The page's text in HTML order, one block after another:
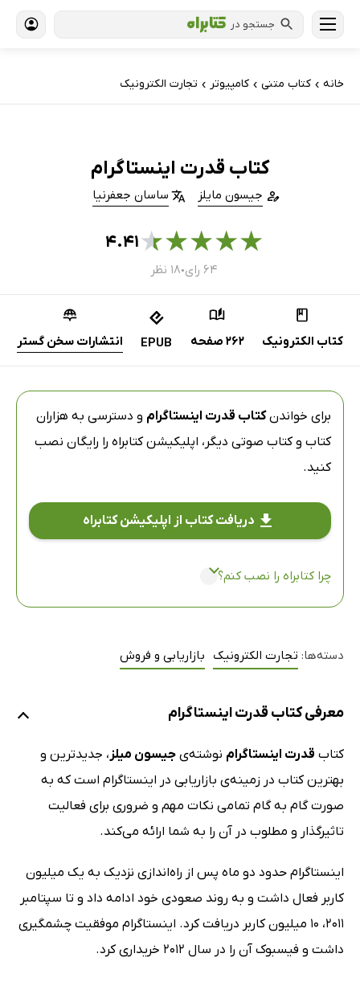
جستجو در
خانه › کتاب‌ متنی › کامپیوتر › تجارت الکترونیک
کتاب قدرت اینستاگرام
جیسون مایلز ساسان جعفرنیا
★
★
★
★
★۴.۴۱
۶۴ رای ● ۱۸ نظر
کتاب الکترونیک 262 صفحه EPUB انتشارات سخن گستر
برای خواندنکتاب قدرت اینستاگرام و دسترسی به هزاران
کتاب و کتاب صوتی دیگر، اپلیکیشن کتابراه را رایگان نصب
کنید.
دریافت کتاب از اپلیکیشن کتابراه
چرا کتابراه را نصب کنم؟
دسته‌ها: تجارت الکترونیک بازاریابی و فروش
معرفی کتاب قدرت اینستاگرام
کتاب قدرت اینستاگرام نوشته‌ی جیسون میلز، جدیدترین و
بهترین کتاب در زمینه‌ی بازاریابی در اینستاگرام است که به
صورت گام به گام تمامی نکات مهم و ضروری برای فعالیت
تاثیرگذار و مطلوب در آن را به شما ارائه می‌کند.
اینستاگرام حدود دو ماه پس از راه‌اندازی نزدیک به یک میلیون
کاربر فعال داشت و به روند صعودی خود ادامه داد و تا سپتامبر
2011، 10 میلیون کاربر دریافت کرد. اینستاگرام موفقیت چشمگیری
داشت و فیسبوک آن را در سال 2012 خریداری کرد.